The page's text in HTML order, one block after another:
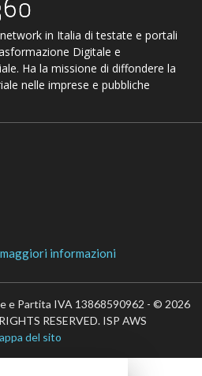
in Italia di testate e portali
Digitale e
Ha la missione di diffondere la
nelle imprese e pubbliche
informazioni
e Partita IVA 13868590962 - © 2026
RESERVED. ISP AWS
del sito